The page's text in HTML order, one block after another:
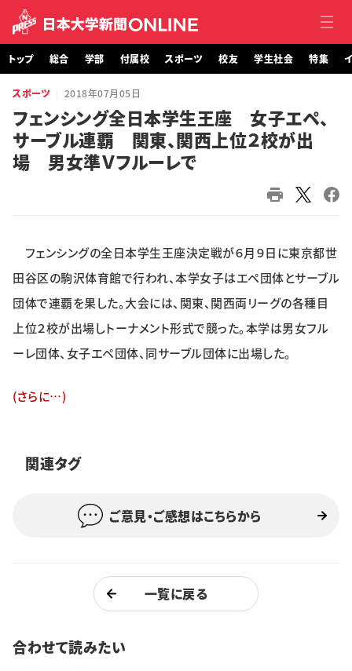
トップ
総合
スポーツ
学生社会
イベント
購読
学生記者募集 お問い合わせ
トップ 総合 学部 付属校 スポーツ 校友 学生社会 特集
スポーツ 2018年07月05日
フェンシング全日本学生王座 女子エペ、
サーブル連覇 関東、関西上位２校が出
場 男女準Ｖフルーレで
フェンシングの全日本学生王座決定戦が６月９日に東京都世
田谷区の駒沢体育館で行われ、本学女子はエペ団体とサーブル
団体で連覇を果した。大会には、関東、関西両リーグの各種目
上位２校が出場しトーナメント形式で競った。本学は男女フル
ーレ団体、女子エペ団体、同サーブル団体に出場した。
(さらに…)
関連タグ
ご意見・ご感想はこちらから
一覧に戻る
合わせて読みたい